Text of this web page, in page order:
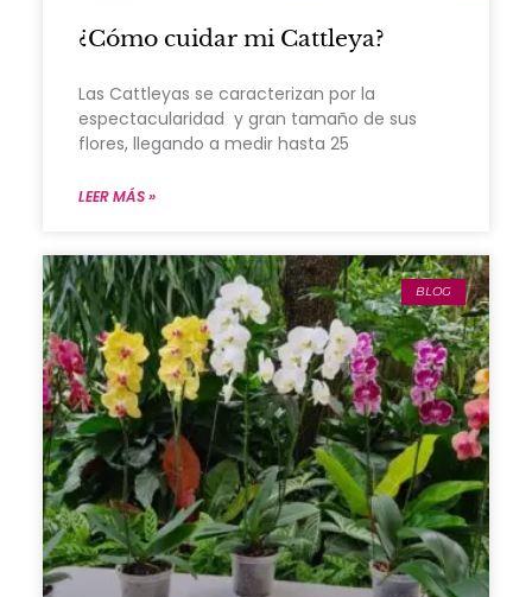
¿Cómo cuidar mi Cattleya?
Las Cattleyas se caracterizan por la
espectacularidad y gran tamaño de sus
flores, llegando a medir hasta 25
LEER MÁS »
BLOG